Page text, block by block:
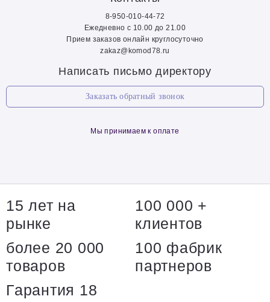
8-950-010-44-72
Ежедневно с 10.00 до 21.00
Прием заказов онлайн круглосуточно
zakaz@komod78.ru
Написать письмо директору
Заказать обратный звонок
Мы принимаем к оплате
15 лет на
рынке
100 000 +
клиентов
более 20 000
товаров
100 фабрик
партнеров
Гарантия 18